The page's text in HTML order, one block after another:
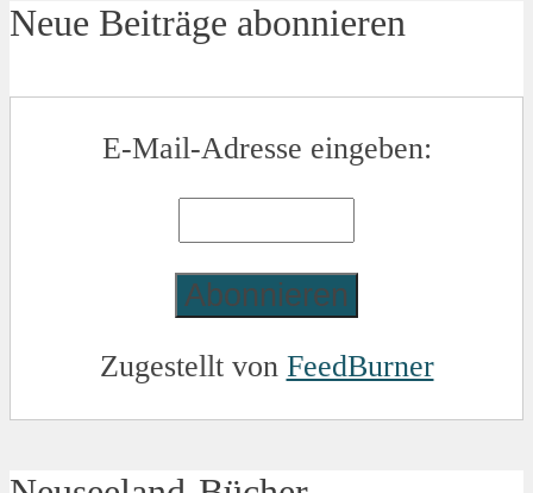
Neue Beiträge abonnieren
E-Mail-Adresse eingeben:
Zugestellt von FeedBurner